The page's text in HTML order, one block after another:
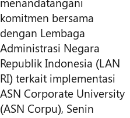
komitmen bersama
dengan Lembaga
Administrasi Negara
Republik Indonesia (LAN
RI) terkait implementasi
ASN Corporate University
(ASN Corpu), Senin